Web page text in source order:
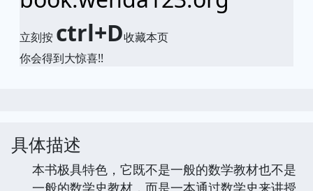
立刻按 ctrl+D收藏本页
你会得到大惊喜!!
具体描述
本书极具特色，它既不是一般的数学教材也不是
一般的数学史教材，而是一本通过数学史来讲授